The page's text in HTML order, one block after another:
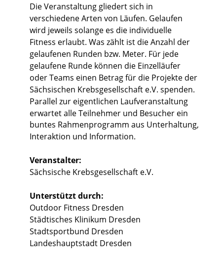
Die Veranstaltung gliedert sich in
verschiedene Arten von Läufen. Gelaufen
wird jeweils solange es die individuelle
Fitness erlaubt. Was zählt ist die Anzahl der
gelaufenen Runden bzw. Meter. Für jede
gelaufene Runde können die Einzelläufer
oder Teams einen Betrag für die Projekte der
Sächsischen Krebsgesellschaft e.V. spenden.
Parallel zur eigentlichen Laufveranstaltung
erwartet alle Teilnehmer und Besucher ein
buntes Rahmenprogramm aus Unterhaltung,
Interaktion und Information.
Veranstalter:
Sächsische Krebsgesellschaft e.V.
Unterstützt durch:
Outdoor Fitness Dresden
Städtisches Klinikum Dresden
Stadtsportbund Dresden
Landeshauptstadt Dresden